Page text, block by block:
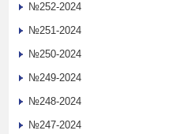
№252-2024
№251-2024
№250-2024
№249-2024
№248-2024
№247-2024